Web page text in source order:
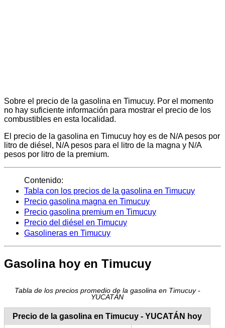
Sobre el precio de la gasolina en Timucuy. Por el momento
no hay suficiente información para mostrar el precio de los
combustibles en esta localidad.
El precio de la gasolina en Timucuy hoy es de N/A pesos por
litro de diésel, N/A pesos para el litro de la magna y N/A
pesos por litro de la premium.
Contenido:
Tabla con los precios de la gasolina en Timucuy
Precio gasolina magna en Timucuy
Precio gasolina premium en Timucuy
Precio del diésel en Timucuy
Gasolineras en Timucuy
Gasolina hoy en Timucuy
Tabla de los precios promedio de la gasolina en Timucuy -
YUCATÁN
Precio de la gasolina en Timucuy - YUCATÁN hoy